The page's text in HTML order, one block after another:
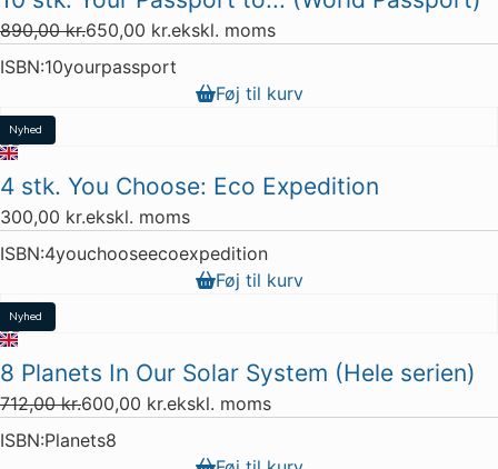
Restparti
9 stk. tilbage
890,00kr.650,00 kr.ekskl. moms
ISBN:10yourpassport
Føj til kurv
Nyhed
Restparti
7 stk. tilbage
4 stk. You Choose: Eco Expedition
300,00 kr.ekskl. moms
ISBN:4youchooseecoexpedition
Føj til kurv
Nyhed
Populært
Tilbud
Restparti
15 stk. tilbage
8 Planets In Our Solar System (Hele serien)
712,00kr.600,00 kr.ekskl. moms
ISBN:Planets8